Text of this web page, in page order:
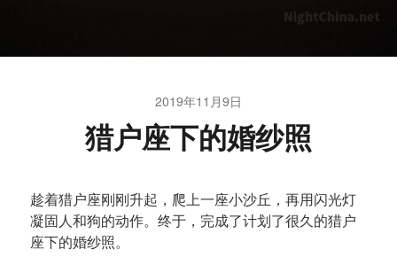
2019年11月9日
猎户座下的婚纱照
趁着猎户座刚刚升起，爬上一座小沙丘，再用闪光灯
凝固人和狗的动作。终于，完成了计划了很久的猎户
座下的婚纱照。